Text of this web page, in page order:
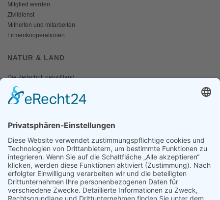
Mitglied werden
Zivildienst
Mithelfen und mitarbeiten
Firmenkooperationen
NATUR & LAND
Die Zeitschrift natur&land
Archiv
Mediadaten
Fotos und Logos
Presseaussendungen
Presse
Presseinformationen abonnieren
ÜBER UNS